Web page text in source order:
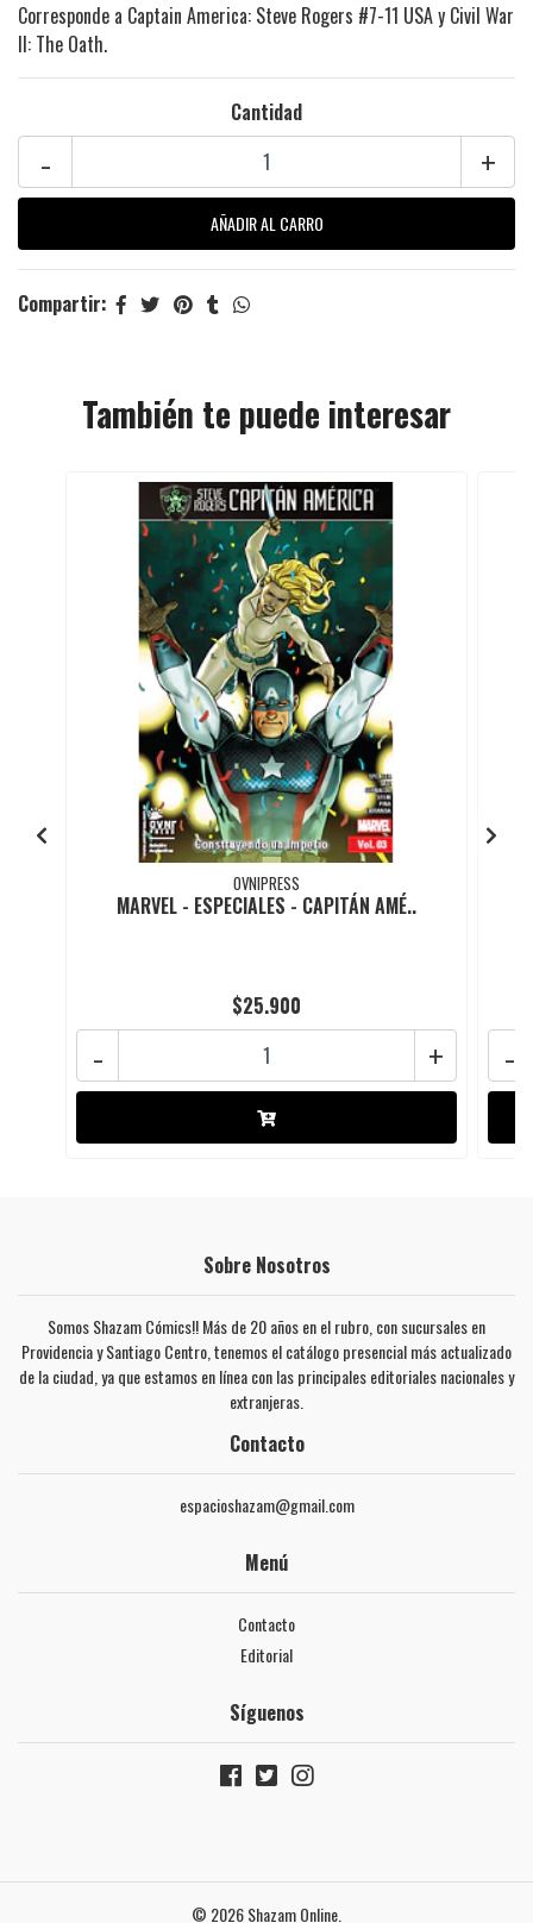
Corresponde a Captain America: Steve Rogers #7-11 USA y Civil War
II: The Oath.
Cantidad
+
-
Compartir:
También te puede interesar
OVNIPRESS
MARVEL - ESPECIALES - CAPITÁN AMÉ..
$25.900
+
- -
Sobre Nosotros
Somos Shazam Cómics!! Más de 20 años en el rubro, con sucursales en
Providencia y Santiago Centro, tenemos el catálogo presencial más actualizado
de la ciudad, ya que estamos en línea con las principales editoriales nacionales y
extranjeras.
Contacto
espacioshazam@gmail.com
Menú
Contacto
Editorial
Síguenos
© 2026 Shazam Online.